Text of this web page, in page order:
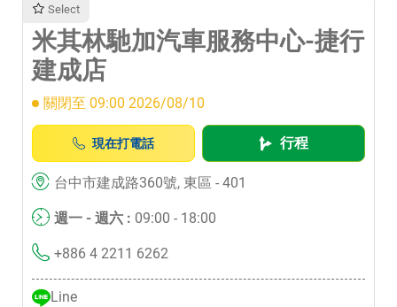
Select
米其林馳加汽車服務中心-捷行
建成店
關閉至 09:00 2026/08/10
現在打電話 行程
台中市建成路360號, 東區 - 401
週一 - 週六 : 09:00 - 18:00
+886 4 2211 6262
Line